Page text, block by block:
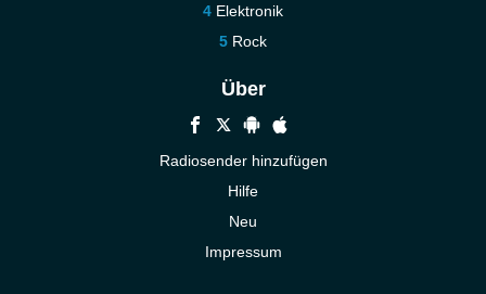
Elektronik
Rock
Über
Radiosender hinzufügen
Hilfe
Neu
Impressum